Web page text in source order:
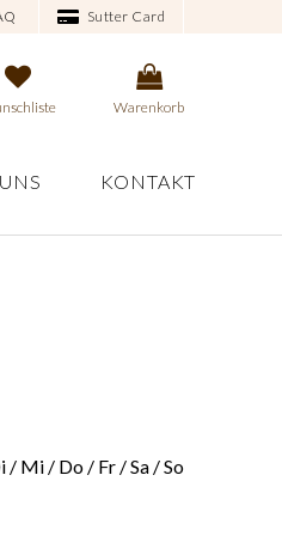
Sutter Card
Warenkorb
KONTAKT
/ Mi / Do / Fr / Sa / So